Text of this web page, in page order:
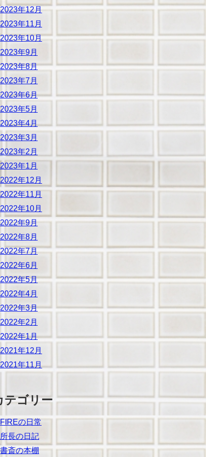
2023年12月
2023年11月
2023年10月
2023年9月
2023年8月
2023年7月
2023年6月
2023年5月
2023年4月
2023年3月
2023年2月
2023年1月
2022年12月
2022年11月
2022年10月
2022年9月
2022年8月
2022年7月
2022年6月
2022年5月
2022年4月
2022年3月
2022年2月
2022年1月
2021年12月
2021年11月
テゴリー
FIREの日常
所長の日記
書斎の本棚